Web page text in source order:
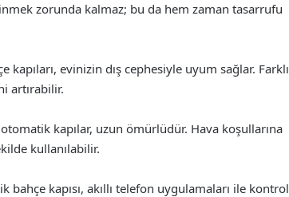
zorunda kalmaz; bu da hem zaman tasarrufu
evinizin dış cephesiyle uyum sağlar. Farklı
artırabilir.
kapılar, uzun ömürlüdür. Hava koşullarına
kullanılabilir.
kapısı, akıllı telefon uygulamaları ile kontrol